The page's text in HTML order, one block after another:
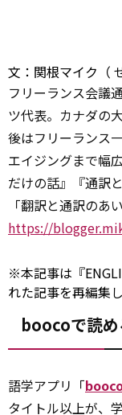
文：関根マイク（
フリーランス会議
ツ代表。カナダの
後はフリーランス
エイジングまで幅
だけの話』『通訳
「翻訳と通訳のあ
https://
※本記事は『
れた記事を再編集
boocoで読め
語学アプリ「
タイトル以上が、